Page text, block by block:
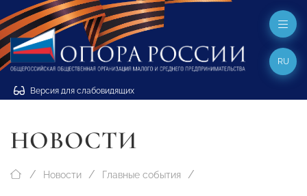
Версия для слабовидящих
RU
НОВОСТИ
Новости Главные события